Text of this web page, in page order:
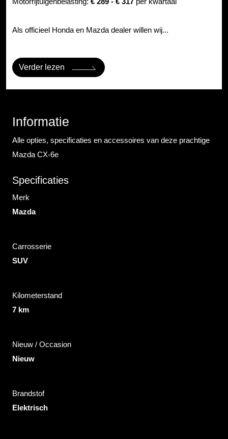
Als officieel Honda en Mazda dealer willen wij...
Verder lezen
Informatie
Alle opties, specificaties en accessoires van deze prachtige
Mazda CX-6e
Specificaties
Merk
Mazda
Carrosserie
SUV
Kilometerstand
7 km
Nieuw / Occasion
Nieuw
Brandstof
Elektrisch